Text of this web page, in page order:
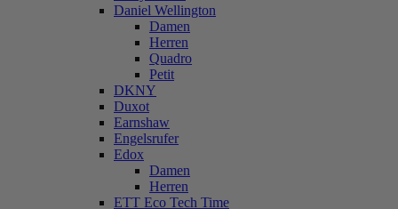
Daniel Wellington
Damen
Herren
Quadro
Petit
DKNY
Duxot
Earnshaw
Engelsrufer
Edox
Damen
Herren
ETT Eco Tech Time